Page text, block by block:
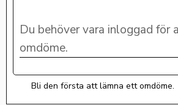
Bli den första att lämna ett omdöme.